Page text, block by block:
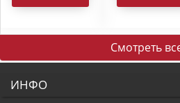
Смотреть
ИНФО